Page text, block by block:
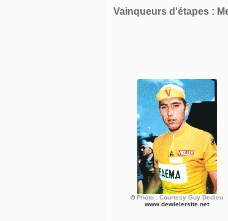
Vainqueurs d'étapes :
© Photo : Courtesy Guy Dedieu
www.dewielersite.net